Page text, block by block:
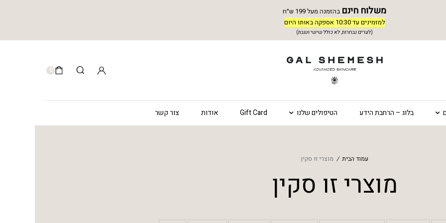
משלוח חינם בהזמנה מעל 199 ש״ח
למזמינים עד 10:30 אספקה באותו היום
(לערים נבחרות, לא כולל שישי ושבת)
0
בלוג – הרחבת הידע הטיפולים שלנו Gift Card אודות צור קשר
עמוד הבית / מוצרי זו סקין
מוצרי זו סקין